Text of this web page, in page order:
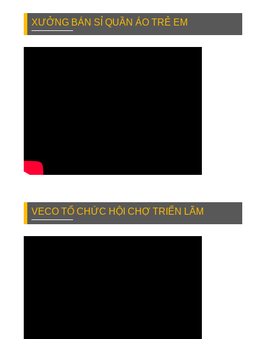
XƯỞNG BÁN SỈ QUẦN ÁO TRẺ EM
VECO TỔ CHỨC HỘI CHỢ TRIỂN LÃM